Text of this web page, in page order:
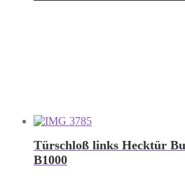
Türschloß links Hecktür
B1000